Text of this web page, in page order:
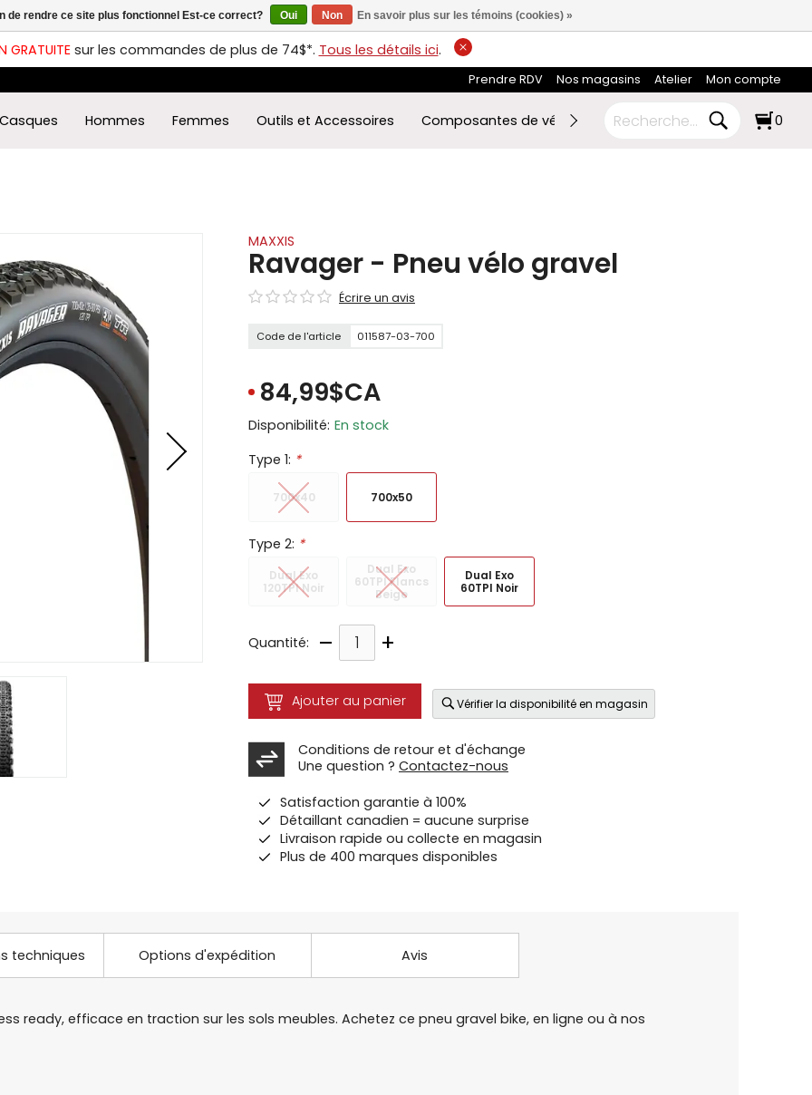
GRATUITEsur les commandes de plus de 74$*. Tous les détails ici.
Prendre RDV Nos magasins Atelier Mon compte
Casques Hommes Femmes Outils et Accessoires Composantes de vélo Ski de fond RABAIS FIN DE
0
MAXXIS
Ravager - Pneu vélo gravel
Écrire un avis
Code de l'article 011587-03-700
84,99$CA
Disponibilité: En stock
Type 1: *
700x40 700x50
Type 2: *
Dual Exo
120TPI Noir
Dual Exo
60TPI Flancs
Beige
Dual Exo
60TPI Noir
Quantité: – +
Ajouter au panier Vérifier la disponibilité en magasin
Conditions de retour et d'échange
Une question ? Contactez-nous
Satisfaction garantie à 100%
Détaillant canadien = aucune surprise
Livraison rapide ou collecte en magasin
Plus de 400 marques disponibles
techniques Options d'expédition Avis
ready, efficace en traction sur les sols meubles. Achetez ce pneu gravel bike, en ligne ou à nos
de rendre ce site plus fonctionnel Est-ce correct? Oui Non En savoir plus sur les témoins (cookies) »